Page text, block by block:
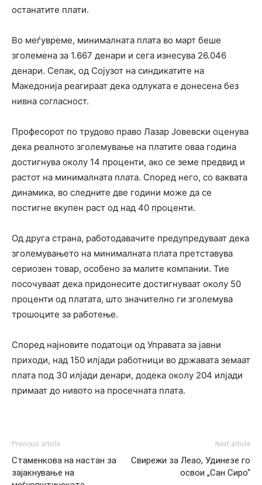
останатите плати.
Во меѓувреме, минималната плата во март беше
зголемена за 1.667 денари и сега изнесува 26.046
денари. Сепак, од Сојузот на синдикатите на
Македонија реагираат дека одлуката е донесена без
нивна согласност.
Професорот по трудово право Лазар Јовевски оценува
дека реалното зголемување на платите оваа година
достигнува околу 14 проценти, ако се земе предвид и
растот на минималната плата. Според него, со ваквата
динамика, во следните две години може да се
постигне вкупен раст од над 40 проценти.
Од друга страна, работодавачите предупредуваат дека
зголемувањето на минималната плата претставува
сериозен товар, особено за малите компании. Тие
посочуваат дека придонесите достигнуваат околу 50
проценти од платата, што значително ги зголемува
трошоците за работење.
Според најновите податоци од Управата за јавни
приходи, над 150 илјади работници во државата земаат
плата под 30 илјади денари, додека околу 204 илјади
примаат до нивото на просечната плата.
Previous article
Стаменкова на настан за
зајакнување на
Next article
Свирежи за Леао, Удинезе го
освои „Сан Сиро“